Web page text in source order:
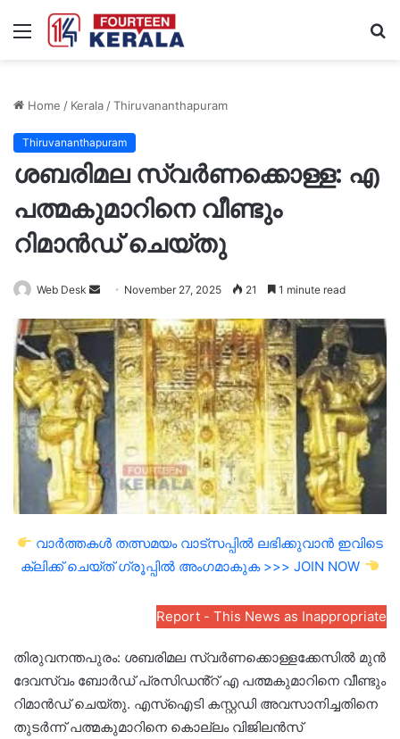
Menu
Home / Kerala/Thiruvananthapuram
Thiruvananthapuram
ശബരിമല സ്വർണക്കൊള്ള: എ
പത്മകുമാറിനെ വീണ്ടും
റിമാൻഡ് ചെയ്തു
Web Desk
Send
email
November 27, 2025 21 1 minute read
വാർത്തകൾ തത്സമയം വാട്സപ്പിൽ ലഭിക്കുവാൻ ഇവിടെ
ക്ലിക്ക് ചെയ്ത് ഗ്രൂപ്പിൽ അംഗമാകുക >>> JOIN NOW
Report - This News as Inappropriate
തിരുവനന്തപുരം: ശബരിമല സ്വർണക്കൊള്ളക്കേസിൽ മുൻ
ദേവസ്വം ബോർഡ് പ്രസിഡൻ്റ് എ പത്മകുമാറിനെ വീണ്ടും
റിമാൻഡ് ചെയ്തു. എസ്ഐടി കസ്റ്റഡി അവസാനിച്ചതിനെ
തുടർന്ന് പത്മകുമാറിനെ കൊല്ലം വിജിലൻസ്